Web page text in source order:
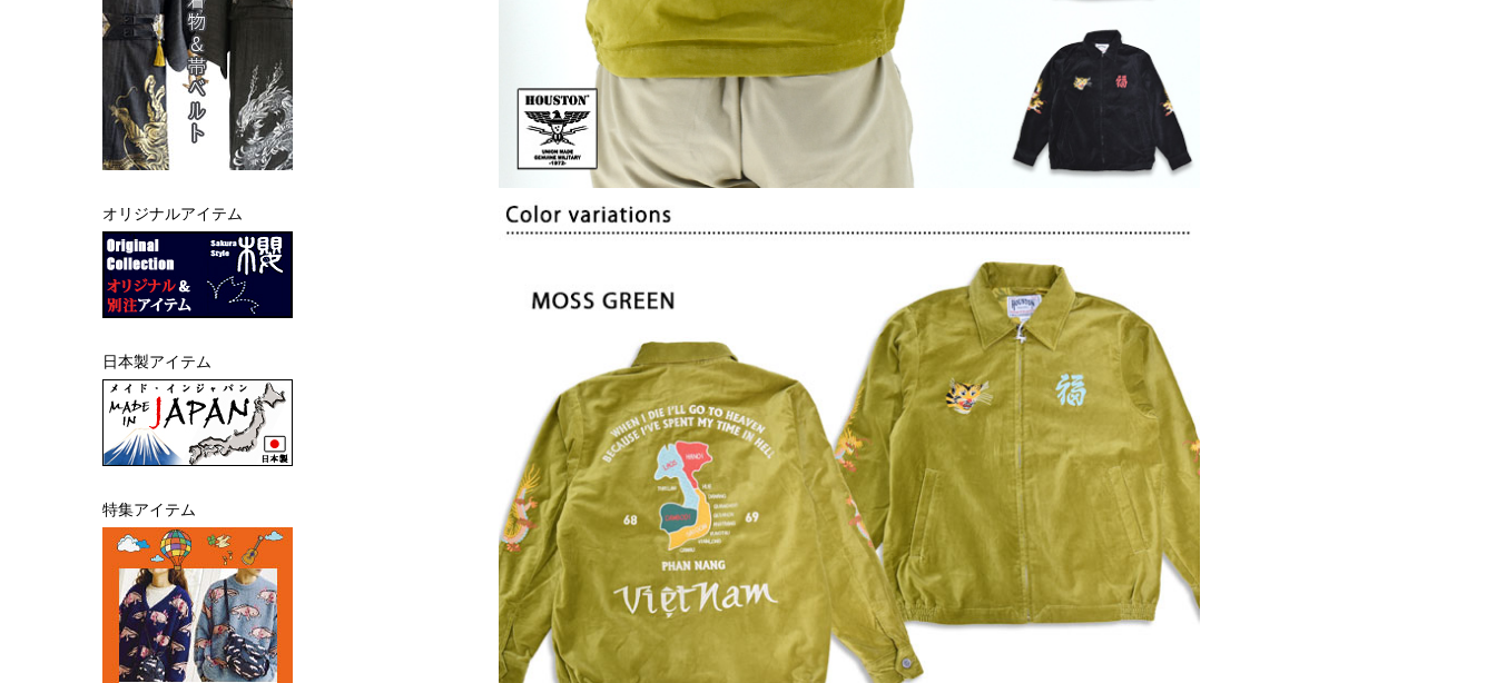
オリジナルアイテム
日本製アイテム
特集アイテム